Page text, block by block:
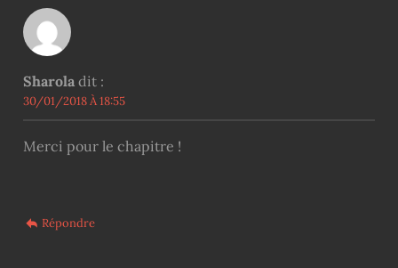
Sharola dit :
30/01/2018 À 18:55
Merci pour le chapitre !
Répondre